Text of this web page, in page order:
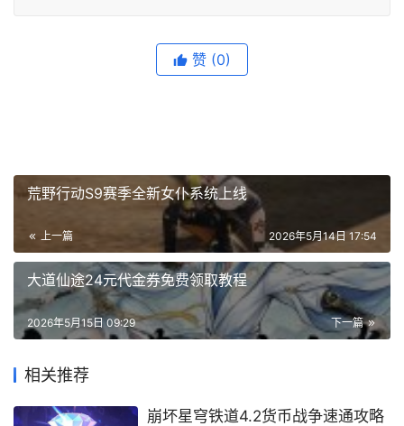
赞 (0)
荒野行动S9赛季全新女仆系统上线
上一篇 2026年5月14日 17:54
大道仙途24元代金券免费领取教程
下一篇
2026年5月15日 09:29
相关推荐
崩坏星穹铁道4.2货币战争速通攻略